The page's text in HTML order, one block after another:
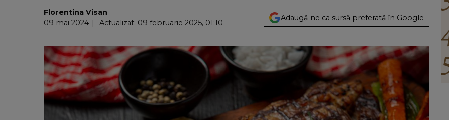
Florentina Visan
09 mai 2024
Actualizat: 09 februarie 2025, 01:10
Adaugă-ne ca sursă preferată în Google